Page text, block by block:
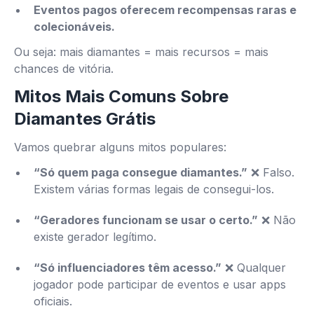
Eventos pagos oferecem recompensas raras e
colecionáveis.
Ou seja: mais diamantes = mais recursos = mais
chances de vitória.
Mitos Mais Comuns Sobre
Diamantes Grátis
Vamos quebrar alguns mitos populares:
“Só quem paga consegue diamantes.” ❌ Falso.
Existem várias formas legais de consegui-los.
“Geradores funcionam se usar o certo.” ❌ Não
existe gerador legítimo.
“Só influenciadores têm acesso.” ❌ Qualquer
jogador pode participar de eventos e usar apps
oficiais.